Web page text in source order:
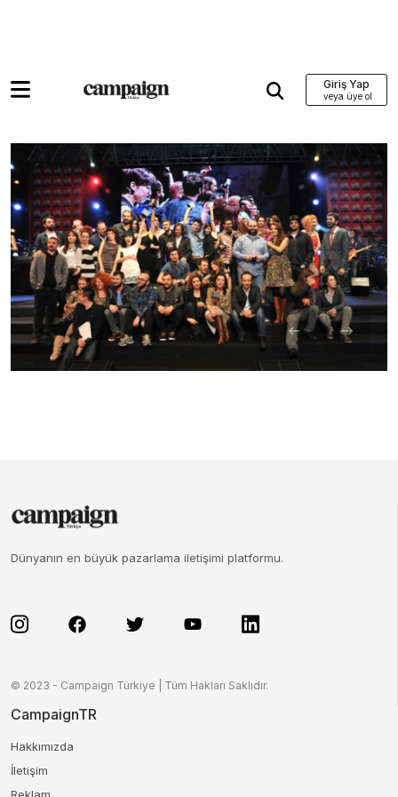
Giriş Yap
Dünyanın en büyük pazarlama iletişimi platformu.
© 2023 - Campaign Türkiye | Tüm Hakları Saklıdır.
CampaignTR
Hakkımızda
İletişim